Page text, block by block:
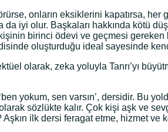
onların eksiklerini kapatırsa,
iyi olur. Başkaları hakkında kötü
birinci ödevi ve geçmesi gereken
oluşturduğu ideal sayesinde
olarak, zeka yoluyla Tanrı’yı
yokum, sen varsın’, dersidir. Bu
sözlükte kalır. Çok kişi aşk ve
ilk dersi feragat etme, hizmet ve